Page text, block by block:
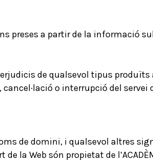
preses a partir de la informació
perjudicis de qualsevol tipus
o interrupció del servei
de domini, i qualsevol altres
Web són propietat de